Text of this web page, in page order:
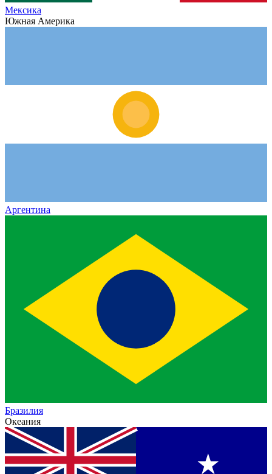
Мексика
Южная Америка
Аргентина
Бразилия
Океания